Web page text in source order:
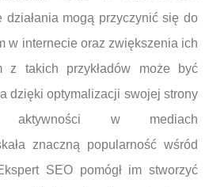
działania mogą przyczynić się do
w internecie oraz zwiększenia ich
z takich przykładów może być
dzięki optymalizacji swojej strony
aktywności w mediach
znaczną popularność wśród
SEO pomógł im stworzyć